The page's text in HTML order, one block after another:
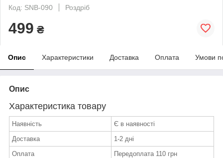
Код: SNB-090
Роздріб
499 ₴
Опис Характеристики Доставка Оплата Умови
Опис
Характеристика товару
Наявність
Є в наявності
Доставка
1-2 дні
Оплата
Передоплата 110 грн